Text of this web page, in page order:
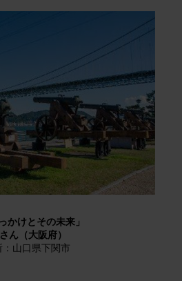
かけとその未来」
ん（大阪府）
：山口県下関市